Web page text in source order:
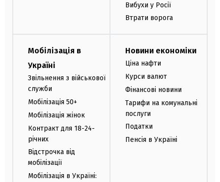
Вибухи у Росії
Втрати ворога
Мобілізація в
Україні
Звільнення з військової
служби
Мобілізація 50+
Мобілізація жінок
Контракт для 18-24-
річних
Відстрочка від
мобілізації
Мобілізація в Україні:
Новини економіки
Ціна нафти
Курси валют
Фінансові новини
Тарифи на комунальні
послуги
Податки
Пенсія в Україні